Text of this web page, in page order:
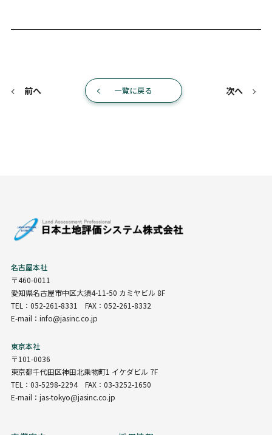
前へ 一覧に戻る 次へ
名古屋本社
〒460-0011
愛知県名古屋市中区大須4-11-50 カミヤビル 8F
TEL：052-261-8331 FAX：052-261-8332
E-mail：info@jasinc.co.jp
東京本社
〒101-0036
東京都千代田区神田北乗物町1 イケダビル 7F
TEL：03-5298-2294 FAX：03-3252-1650
E-mail：jas-tokyo@jasinc.co.jp